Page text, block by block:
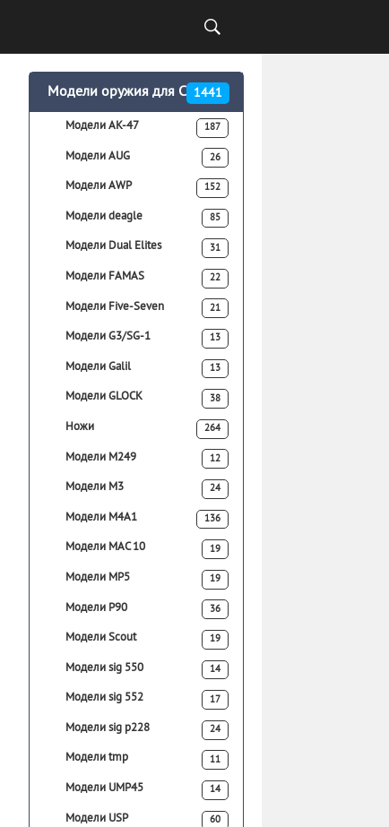
Модели оружия для CSS1441
Модели AK-47 187
Модели AUG 26
Модели AWP 152
Модели deagle 85
Модели Dual Elites 31
Модели FAMAS 22
Модели Five-Seven 21
Модели G3/SG-1 13
Модели Galil 13
Модели GLOCK 38
Ножи 264
Модели M249 12
Модели M3 24
Модели M4A1 136
Модели MAC 10 19
Модели MP5 19
Модели P90 36
Модели Scout 19
Модели sig 550 14
Модели sig 552 17
Модели sig p228 24
Модели tmp 11
Модели UMP45 14
Модели USP 60